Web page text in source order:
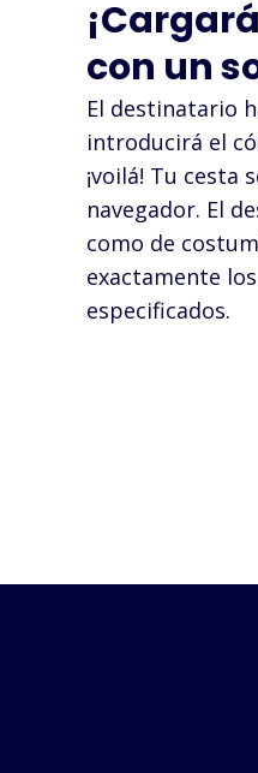
con un
El destinatario
introducirá el
¡voilá! Tu cesta
navegador. El
como de
exactamente
especificados.